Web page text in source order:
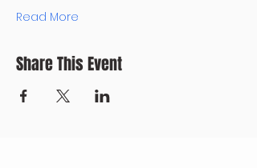
Read More
Share This Event